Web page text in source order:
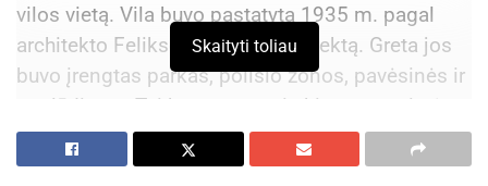
vilos vietą. Vila buvo pastatyta 1935 m. pagal
architekto Felikso Bielinskio projektą. Greta jos
buvo įrengtas parkas, poilsio zonos, pavėsinės ir
paplūdimys. Tai buvo nuomai skirta vasarvietė,
kurioje apsistodavo iš įvairių Lietuvos vietų
atvykę poilsiautojai. „Aušros“ vila pagal paskirtį
Skaityti toliau